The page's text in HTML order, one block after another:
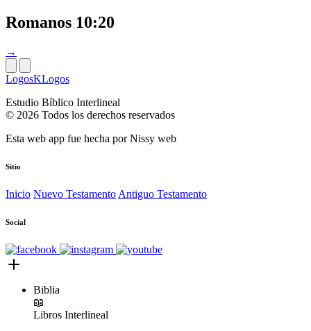
Romanos 10:20
→
LogosKLogos
Estudio Bíblico Interlineal
© 2026 Todos los derechos reservados
Esta web app fue hecha porNissy web
Sitio
Inicio Nuevo Testamento Antiguo Testamento
Social
Biblia
📖
Libros Interlineal